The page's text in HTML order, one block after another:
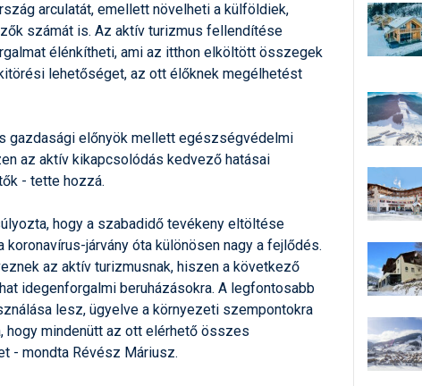
arculatát, emellett növelheti a külföldiek,
számát is. Az aktív turizmus fellendítése
élénkítheti, ami az itthon elköltött összegek
lehetőséget, az ott élőknek megélhetést
gazdasági előnyök mellett egészségvédelmi
az aktív kikapcsolódás kedvező hatásai
- tette hozzá.
hogy a szabadidő tevékeny eltöltése
járvány óta különösen nagy a fejlődés.
az aktív turizmusnak, hiszen a következő
idegenforgalmi beruházásokra. A legfontosabb
lesz, ügyelve a környezeti szempontokra
hogy mindenütt az ott elérhető összes
- mondta Révész Máriusz.